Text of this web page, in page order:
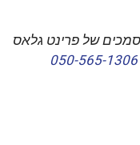
של פרינט גלאס
050-565-1306